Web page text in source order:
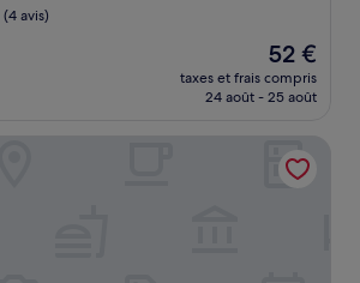
(4 avis)
Le
nouveau
prix
de
52 €
52 €
taxes et frais compris
24 août - 25 août